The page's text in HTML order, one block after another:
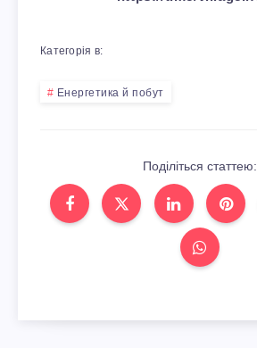
Категорія в:
Енергетика й побут
Поділіться статтею: